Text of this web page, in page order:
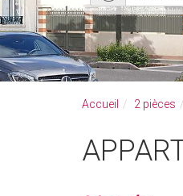
Accueil 2 pièces